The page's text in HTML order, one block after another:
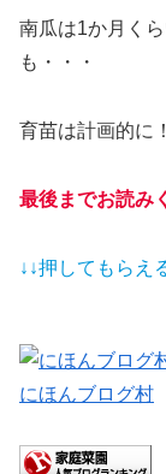
南瓜は1か月く
も・・・
育苗は計画的に！
最後までお読み
↓↓押してもらえ
にほんブログ村